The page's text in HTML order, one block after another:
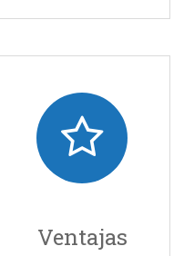
Ventajas